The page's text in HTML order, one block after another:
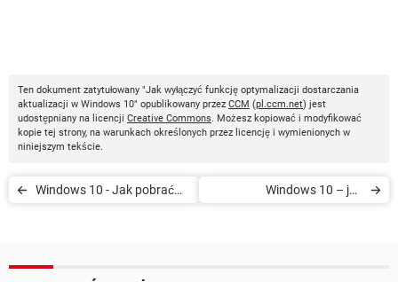
Ten dokument zatytułowany "Jak wyłączyć funkcję optymalizacji dostarczania
aktualizacji w Windows 10" opublikowany przez CCM (pl.ccm.net) jest
udostępniany na licencji Creative Commons. Możesz kopiować i modyfikować
kopie tej strony, na warunkach określonych przez licencję i wymienionych w
niniejszym tekście.
Windows 10 - Jak pobrać
Windows 10 – jak